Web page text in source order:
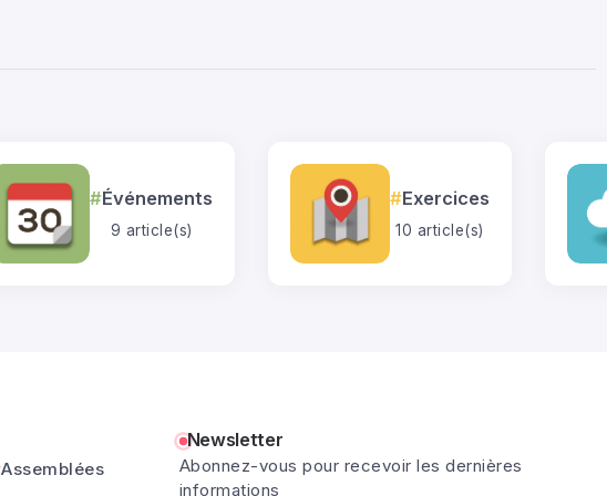
Événements
9 article(s)
Exercices
10 article(s)
Assemblées
Newsletter
Abonnez-vous pour recevoir les dernières
informations